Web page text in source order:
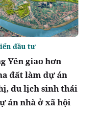
Yên giao hơn
đất làm dự án
du lịch sinh thái
án nhà ở xã hội
đầu tư